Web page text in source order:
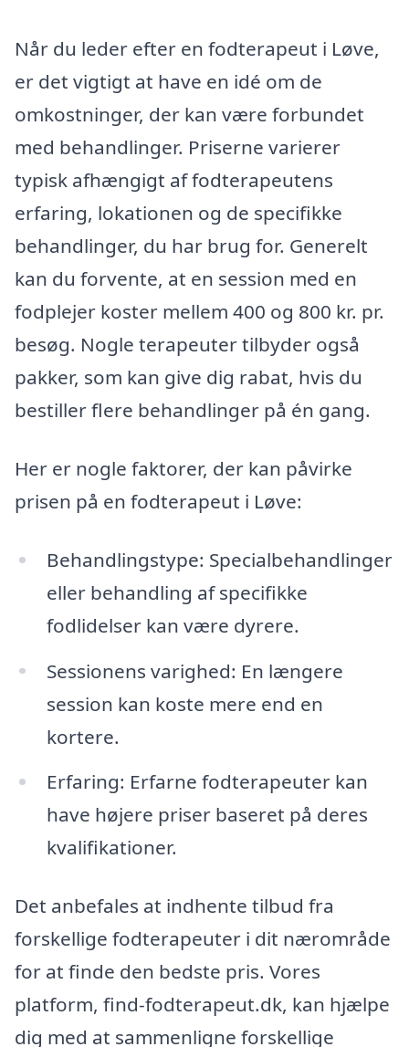
Når du leder efter en fodterapeut i Løve,
er det vigtigt at have en idé om de
omkostninger, der kan være forbundet
med behandlinger. Priserne varierer
typisk afhængigt af fodterapeutens
erfaring, lokationen og de specifikke
behandlinger, du har brug for. Generelt
kan du forvente, at en session med en
fodplejer koster mellem 400 og 800 kr. pr.
besøg. Nogle terapeuter tilbyder også
pakker, som kan give dig rabat, hvis du
bestiller flere behandlinger på én gang.
Her er nogle faktorer, der kan påvirke
prisen på en fodterapeut i Løve:
Behandlingstype: Specialbehandlinger
eller behandling af specifikke
fodlidelser kan være dyrere.
Sessionens varighed: En længere
session kan koste mere end en
kortere.
Erfaring: Erfarne fodterapeuter kan
have højere priser baseret på deres
kvalifikationer.
Det anbefales at indhente tilbud fra
forskellige fodterapeuter i dit nærområde
for at finde den bedste pris. Vores
platform, find-fodterapeut.dk, kan hjælpe
dig med at sammenligne forskellige